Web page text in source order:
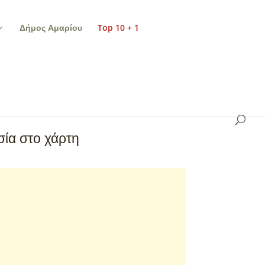
Δήμος Αμαρίου Top 10 + 1
στο χάρτη